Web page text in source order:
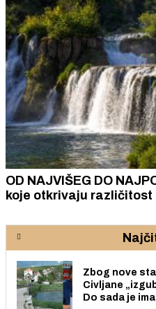
OD NAJVIŠEG DO
koje otkrivaju različitost
Zbog nove
Civljane
Do sada je